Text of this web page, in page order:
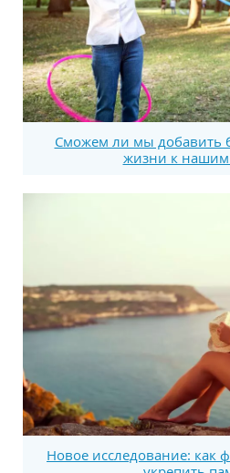
Сможем ли мы добавить
жизни к нашим
Новое исследование: как